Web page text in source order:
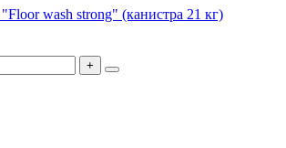
wash strong" (канистра 21 кг)